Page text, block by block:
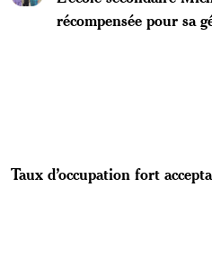
récompensée pour sa
Taux d’occupation fort